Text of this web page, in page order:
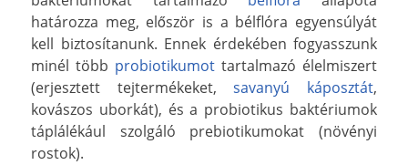
határozza meg, először is a bélflóra egyensúlyát
kell biztosítanunk. Ennek érdekében fogyasszunk
minél több probiotikumot tartalmazó élelmiszert
(erjesztett tejtermékeket,savanyú káposztát,
kovászos uborkát), és a probiotikus baktériumok
táplálékául szolgáló prebiotikumokat (növényi
rostok).